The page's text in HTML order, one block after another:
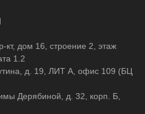
кт, дом 16, строение 2, этаж
1.2
д. 19, ЛИТ А, офис 109 (БЦ
Дерябиной, д. 32, корп. Б,